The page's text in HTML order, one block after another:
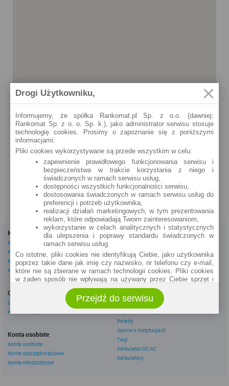
Izbicko
POWSTAŃCÓW ŚLĄSKICH 8
zobacz na mapie »
Kredyty
Kredyty gotówkowe
Kredyty hipoteczne
Kredyty konsolidacyjne
Kredyty na samochód
Oszczędzanie
Lokaty
Konta oszczędnościowe
Konta osobiste
Konta osobiste
Konta oszczędnościowe
Konta młodzieżowe
Dla firm
Konta firmowe
Leasingi
Inne
eBroker Ekstra
Artykuły
Porady
Opinie o instytucjach
Tagi
Kalkulator OC AC
Kalkulatory
Drogi Użytkowniku,
Informujemy, że spółka Rankomat.pl Sp. z o.o. (dawniej:
Rankomat Sp. z o. o. Sp. k.), jako administrator serwisu stosuje
technologię cookies. Prosimy o zapoznanie się z poniższymi
informacjami:
Pliki cookies wykorzystywane są przede wszystkim w celu:
zapewnienie prawidłowego funkcjonowania serwisu i
bezpieczeństwa w trakcie korzystania z niego i
świadczonych w ramach serwisu usług,
dostępności wszystkich funkcjonalności serwisu,
dostosowania świadczonych w ramach serwisu usług do
preferencji i potrzeb użytkownika,
realizacji działań marketingowych, w tym prezentowania
reklam, które odpowiadają Twoim zainteresowaniom,
wykorzystanie w celach analitycznych i statystycznych
dla ulepszenia i poprawy standardu świadczonych w
ramach serwisu usług.
Co istotne, pliki cookies nie identyfikują Ciebie, jako użytkownika
poprzez takie dane jak imię czy nazwisko, nr telefonu czy e-mail,
które nie są zbierane w ramach technologii cookies. Pliki cookies
w żaden sposób nie wpływają na używany przez Ciebie sprzęt i
Zakres wykorzystywania plików cookies możliwy jest do
określenia w ustawieniach przeglądarki każdego użytkownika. Bez
wprowadzenia zmian ustawień, informacje w plikach cookies mogą
być zapisywane w pamięci Twojego urządzenia.
Administratorem danych pozyskiwanych w technologii cookies jest
spółka Rankomat.pl Sp. z o.o. (dawniej: Rankomat Sp. z o. o. Sp.
k.) z siedzibą w Warszawie, ul. Wolska 88, 01 - 141 Warszawa.
Możesz jako użytkownik w każdym czasie skontaktować się z
administratorem pod adresem bok@ebroker.pl, jak również wyrazić
Przejdź do serwisu